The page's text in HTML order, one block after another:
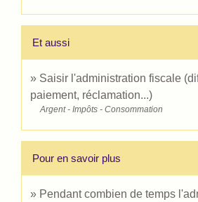
Et aussi
Saisir l'administration fiscale
paiement, réclamation...)
Argent - Impôts - Consommation
Pour en savoir plus
Pendant combien de temps